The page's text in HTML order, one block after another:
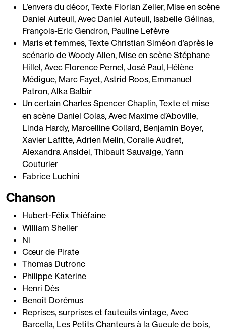
L’envers du décor, Texte Florian Zeller, Mise en scène
Daniel Auteuil, Avec Daniel Auteuil, Isabelle Gélinas,
François-Eric Gendron, Pauline Lefèvre
Maris et femmes, Texte Christian Siméon d’après le
scénario de Woody Allen, Mise en scène Stéphane
Hillel, Avec Florence Pernel, José Paul, Hélène
Médigue, Marc Fayet, Astrid Roos, Emmanuel
Patron, Alka Balbir
Un certain Charles Spencer Chaplin, Texte et mise
en scène Daniel Colas, Avec Maxime d’Aboville,
Linda Hardy, Marcelline Collard, Benjamin Boyer,
Xavier Lafitte, Adrien Melin, Coralie Audret,
Alexandra Ansidei, Thibault Sauvaige, Yann
Couturier
Fabrice Luchini
Chanson
Hubert-Félix Thiéfaine
William Sheller
Ni
Cœur de Pirate
Thomas Dutronc
Philippe Katerine
Henri Dès
Benoît Dorémus
Reprises, surprises et fauteuils vintage, Avec
Barcella, Les Petits Chanteurs à la Gueule de bois,